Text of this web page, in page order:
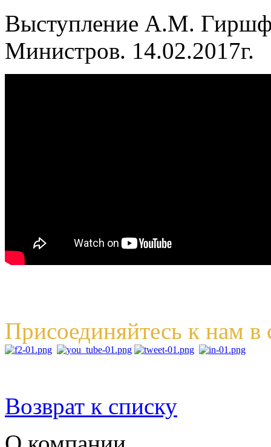
Выступление А.М.
Министров. 14.02.2017г.
Присоединяйтесь к нам в
Возврат к списку